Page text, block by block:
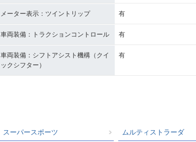
メーター表示：ツイントリップ 有
車両装備：トラクションコントロール 有
車両装備：シフトアシスト機構（クイ
ックシフター）
有
スーパースポーツ ムルティストラーダ